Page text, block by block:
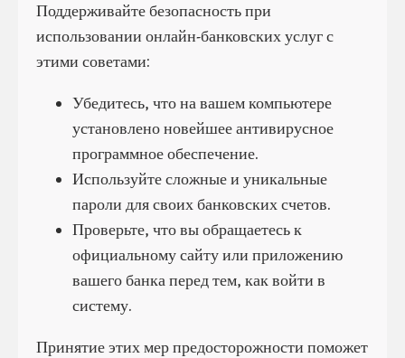
Поддерживайте безопасность при
использовании онлайн-банковских услуг с
этими советами:
Убедитесь, что на вашем компьютере
установлено новейшее антивирусное
программное обеспечение.
Используйте сложные и уникальные
пароли для своих банковских счетов.
Проверьте, что вы обращаетесь к
официальному сайту или приложению
вашего банка перед тем, как войти в
систему.
Принятие этих мер предосторожности поможет